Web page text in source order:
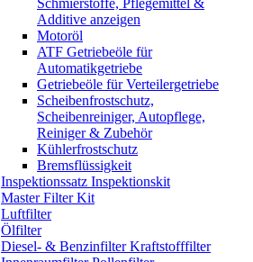
Additive anzeigen
Motoröl
ATF Getriebeöle für
Automatikgetriebe
Getriebeöle für Verteilergetriebe
Scheibenfrostschutz,
Scheibenreiniger, Autopflege,
Reiniger & Zubehör
Kühlerfrostschutz
Bremsflüssigkeit
Inspektionssatz Inspektionskit
Master Filter Kit
Luftfilter
Ölfilter
Diesel- & Benzinfilter Kraftstofffilter